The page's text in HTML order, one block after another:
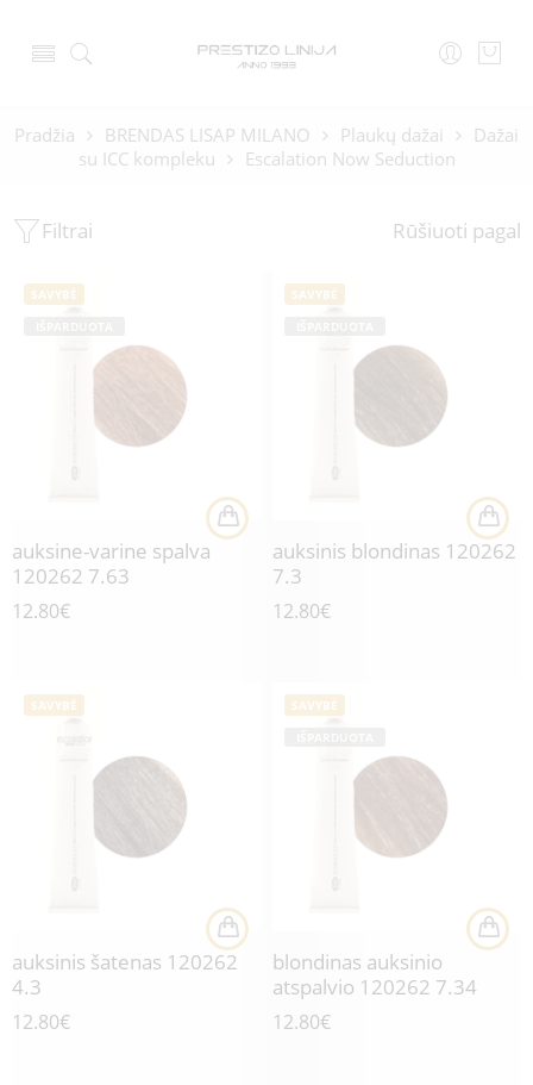
Pradžia BRENDAS LISAP MILANO Plaukų dažai
Dažai
su ICC kompleku
Escalation Now Seduction
Filtrai Rūšiuoti pagal
SAVYBĖ
auksine-varine spalva
120262 7.63
12.80€
SAVYBĖ
auksinis blondinas 120262
7.3
12.80€
SAVYBĖ
auksinis šatenas 120262
4.3
12.80€
SAVYBĖ
blondinas auksinio
atspalvio 120262 7.34
12.80€